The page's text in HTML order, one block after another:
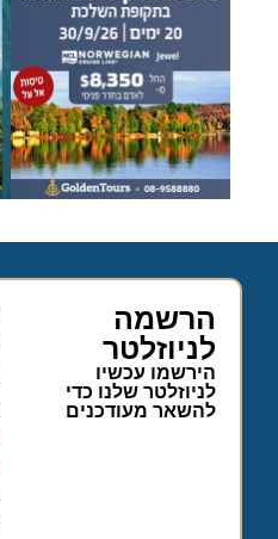
הרשמה
לניוזלטר
הירשמו עכשיו
לניוזלטר שלנו כדי
להשאר מעודכנים